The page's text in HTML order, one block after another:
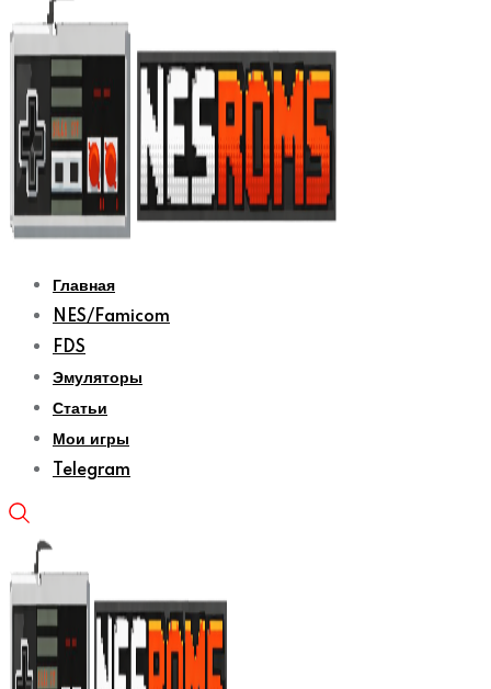
Главная
NES/Famicom
FDS
Эмуляторы
Статьи
Мои игры
Telegram